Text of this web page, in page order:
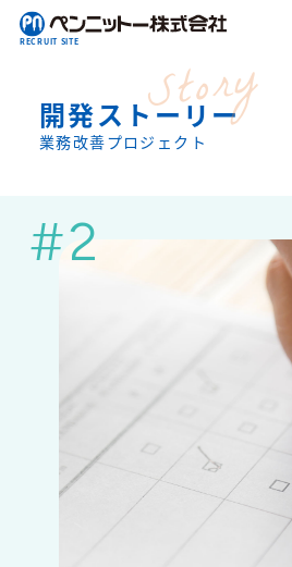
RECRUIT SITE
Service
事業紹介
Message
インタビュー
大友 陽太郎（製造部）
野田 直希（製造部）
吉田 靖子（総務部）
Story
開発ストーリー
業務改善プロジェクト
#2